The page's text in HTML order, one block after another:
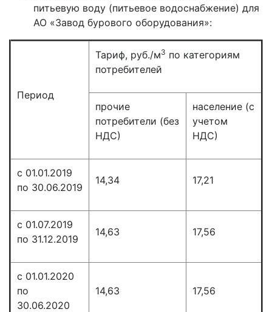
питьевую воду (питьевое водоснабжение) для
АО «Завод бурового оборудования»:
Период
Тариф, руб./м3 по категориям
потребителей
прочие
потребители (без
НДС)
население (с
учетом
НДС)
с 01.01.2019
по 30.06.2019
14,34 17,21
с 01.07.2019
по 31.12.2019
14,63 17,56
с 01.01.2020
по
30.06.2020
14,63 17,56